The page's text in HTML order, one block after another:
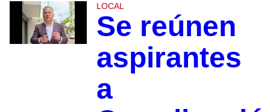
LOCAL
Se reúnen
aspirantes
a